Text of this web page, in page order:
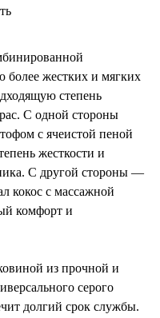
более жестких и мягких
степень
С одной стороны
с ячеистой пеной
жесткости и
С другой стороны —
кокос с массажной
комфорт и
из прочной и
серого
долгий срок службы.